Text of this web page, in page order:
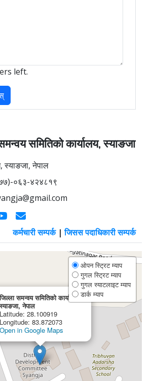
left.
समितिको कार्यालय, स्याङजा
नेपाल
०६३-४२४८१९
कर्मचारी सम्पर्क|जिसस पदाधिकारी सम्पर्क
जिल्ला समन्वय समितिको कार्यालय
स्याङजा, नेपाल
Latitude: 28.100919
Longitude: 83.872073
Open in Google Maps
×
ओपन स्ट्रिट म्याप
गुगल स्ट्रिट म्याप
गुगल स्याटलाइट म्याप
डार्क म्याप